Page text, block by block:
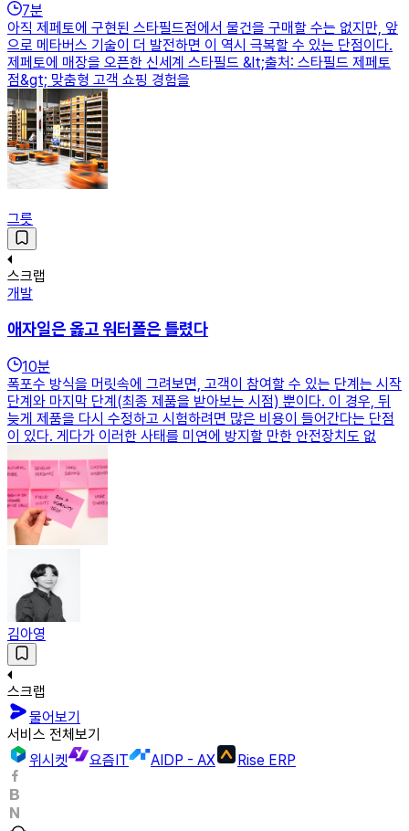
7분
아직 제페토에 구현된 스타필드점에서 물건을 구매할 수는 없지만, 앞
으로 메타버스 기술이 더 발전하면 이 역시 극복할 수 있는 단점이다.
제페토에 매장을 오픈한 신세계 스타필드 &lt;출처: 스타필드 제페토
점&gt; 맞춤형 고객 쇼핑 경험을
그릇
스크랩
개발
애자일은 옳고 워터폴은 틀렸다
10분
폭포수 방식을 머릿속에 그려보면, 고객이 참여할 수 있는 단계는 시작
단계와 마지막 단계(최종 제품을 받아보는 시점) 뿐이다. 이 경우, 뒤
늦게 제품을 다시 수정하고 시험하려면 많은 비용이 들어간다는 단점
이 있다. 게다가 이러한 사태를 미연에 방지할 만한 안전장치도 없
김아영
스크랩
물어보기
서비스 전체보기
위시켓
요즘IT AIDP - AX Rise ERP